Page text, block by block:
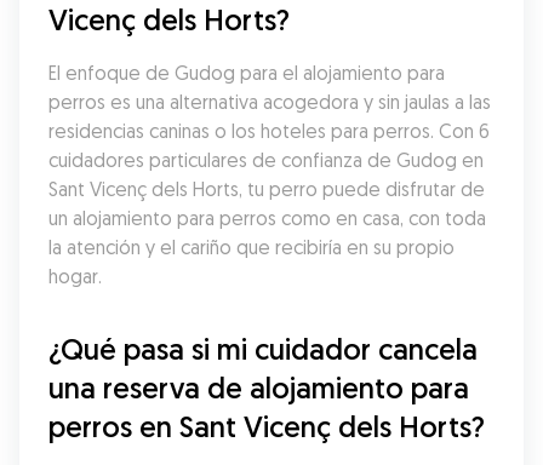
Vicenç dels Horts?
El enfoque de Gudog para el alojamiento para
perros es una alternativa acogedora y sin jaulas a las
residencias caninas o los hoteles para perros. Con 6
cuidadores particulares de confianza de Gudog en
Sant Vicenç dels Horts, tu perro puede disfrutar de
un alojamiento para perros como en casa, con toda
la atención y el cariño que recibiría en su propio
hogar.
¿Qué pasa si mi cuidador cancela
una reserva de alojamiento para
perros en Sant Vicenç dels Horts?